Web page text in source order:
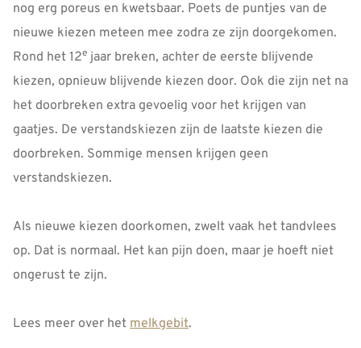
nog erg poreus en kwetsbaar. Poets de puntjes van de
nieuwe kiezen meteen mee zodra ze zijn doorgekomen.
Rond het 12e jaar breken, achter de eerste blijvende
kiezen, opnieuw blijvende kiezen door. Ook die zijn net na
het doorbreken extra gevoelig voor het krijgen van
gaatjes. De verstandskiezen zijn de laatste kiezen die
doorbreken. Sommige mensen krijgen geen
verstandskiezen.
Als nieuwe kiezen doorkomen, zwelt vaak het tandvlees
op. Dat is normaal. Het kan pijn doen, maar je hoeft niet
ongerust te zijn.
Lees meer over het melkgebit.